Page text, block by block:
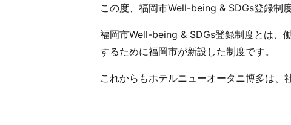
この度、福岡市Well-being & SDGs登録制
福岡市Well-being & SDGs登録制度とは、
するために福岡市が新設した制度です。
これからもホテルニューオータニ博多は